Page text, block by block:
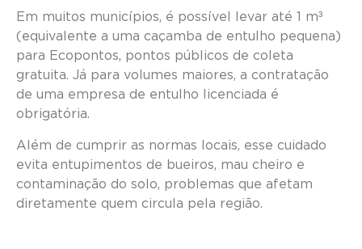
Em muitos municípios, é possível levar até 1 m³
(equivalente a uma caçamba de entulho pequena)
para Ecopontos, pontos públicos de coleta
gratuita. Já para volumes maiores, a contratação
de uma empresa de entulho licenciada é
obrigatória.
Além de cumprir as normas locais, esse cuidado
evita entupimentos de bueiros, mau cheiro e
contaminação do solo, problemas que afetam
diretamente quem circula pela região.